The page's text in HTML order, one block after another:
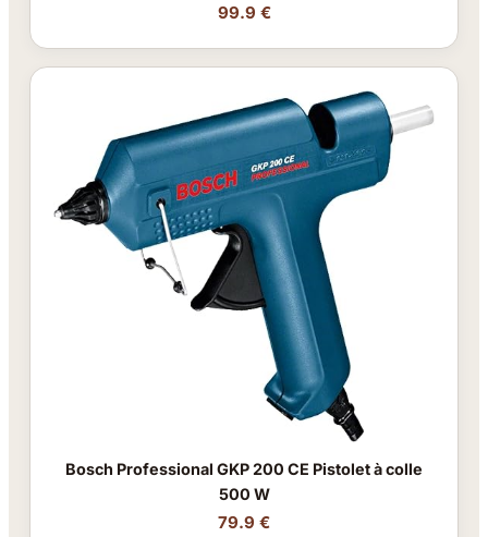
99.9 €
Bosch Professional GKP 200 CE Pistolet à colle
500 W
79.9 €